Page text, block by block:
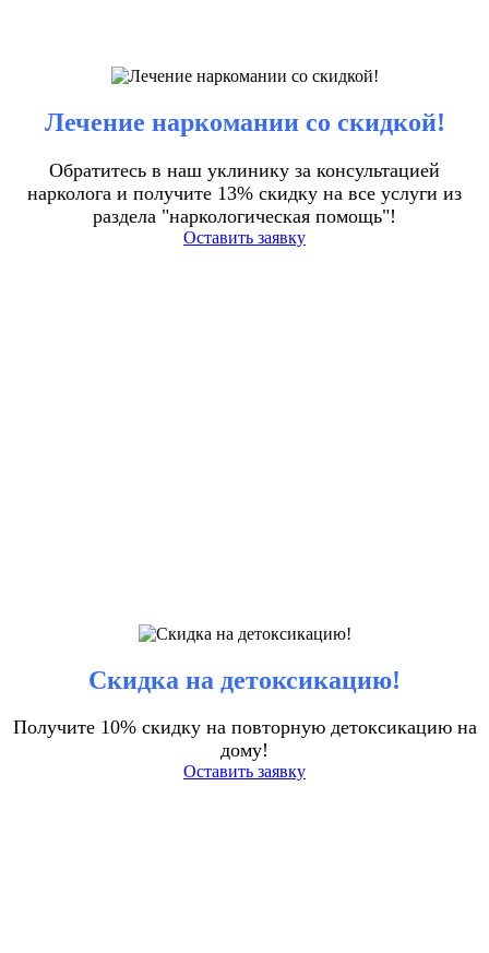
Лечение наркомании со скидкой!
Обратитесь в наш уклинику за консультацией
нарколога и получите 13% скидку на все услуги из
раздела "наркологическая помощь"!
Оставить заявку
Скидка на детоксикацию!
Получите 10% скидку на повторную детоксикацию на
дому!
Оставить заявку